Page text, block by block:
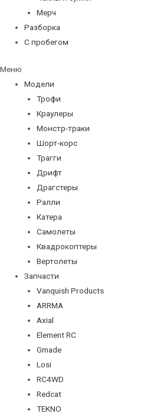
Мерч
Разборка
С пробегом
Меню
Модели
Трофи
Краулеры
Монстр-траки
Шорт-корс
Трагги
Дрифт
Драгстеры
Ралли
Катера
Самолеты
Квадрокоптеры
Вертолеты
Запчасти
Vanquish Products
ARRMA
Axial
Element RC
Gmade
Losi
RC4WD
Redcat
TEKNO